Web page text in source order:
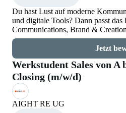
Du hast Lust auf moderne
und digitale Tools? Dann passt
Communications, Brand &
Jetzt
Werkstudent Sales von
Closing (m/w/d)
AIGHT RE UG